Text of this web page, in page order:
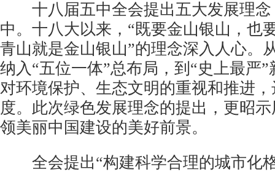
十八届五中全会提出五大发展理念
中。十八大以来，“既要金山银山，也
青山就是金山银山”的理念深入人心。
纳入“五位一体”总布局，到“史上最严
对环境保护、生态文明的重视和推进
度。此次绿色发展理念的提出，更昭
领美丽中国建设的美好前景。
全会提出“构建科学合理的城市化